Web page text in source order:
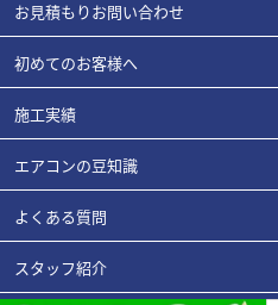
お見積もりお問い合わせ
初めてのお客様へ
施工実績
エアコンの豆知識
よくある質問
スタッフ紹介